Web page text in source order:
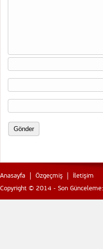
Anasayfa Özgeçmiş
İletişim
Copyright © 2014 - Son